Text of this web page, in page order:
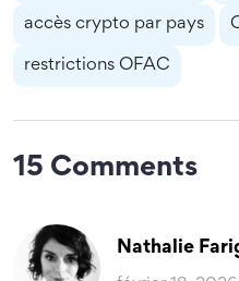
accès crypto par pays
restrictions OFAC
15 Comments
Nathalie